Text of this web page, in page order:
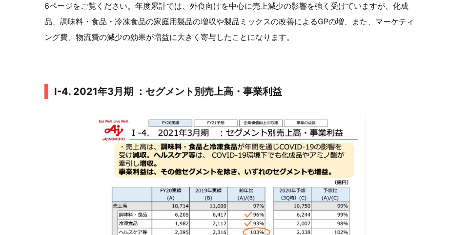
6ページをご覧ください。年度累計では、外食向けを中心に売上減少の影響を強く受けていますが、化成
品、調味料・食品・冷凍食品の家庭用製品の増収や製品ミックスの改善によるGPの増、また、マーケティ
ング費、物流費の減少の効果が増益に大きく寄与したことになります。
Ⅰ-4. 2021年3月期 ：セグメント別売上高・事業利益